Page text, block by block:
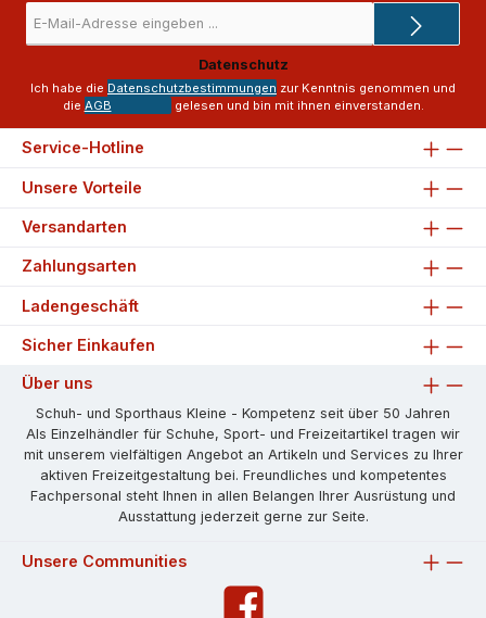
Mail-
Adresse
*
Datenschutz
Ich habe die Datenschutzbestimmungen zur Kenntnis genommen und
die AGB gelesen und bin mit ihnen einverstanden.
Service-Hotline
Unsere Vorteile
Versandarten
Zahlungsarten
Ladengeschäft
Sicher Einkaufen
Über uns
Schuh- und Sporthaus Kleine - Kompetenz seit über 50 Jahren
Als Einzelhändler für Schuhe, Sport- und Freizeitartikel tragen wir
mit unserem vielfältigen Angebot an Artikeln und Services zu Ihrer
aktiven Freizeitgestaltung bei. Freundliches und kompetentes
Fachpersonal steht Ihnen in allen Belangen Ihrer Ausrüstung und
Ausstattung jederzeit gerne zur Seite.
Unsere Communities